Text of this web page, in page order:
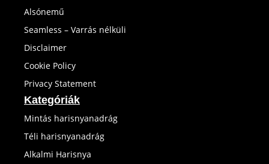
Alsónemű
Seamless – Varrás nélküli
Disclaimer
Cookie Policy
Privacy Statement
Kategóriák
Mintás harisnyanadrág
Téli harisnyanadrág
Alkalmi Harisnya